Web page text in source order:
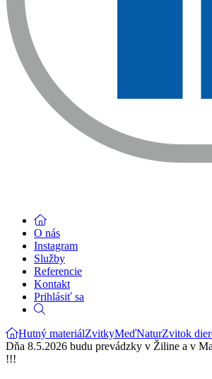
O nás
Instagram
Služby
Referencie
Kontakt
Prihlásiť sa
Hutný materiálZvitkyMeďNaturZvitok
Dňa 8.5.2026 budu prevádzky v Žiline a v
!!!